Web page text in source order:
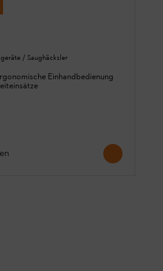
/ Saughäcksler
Einhandbedienung